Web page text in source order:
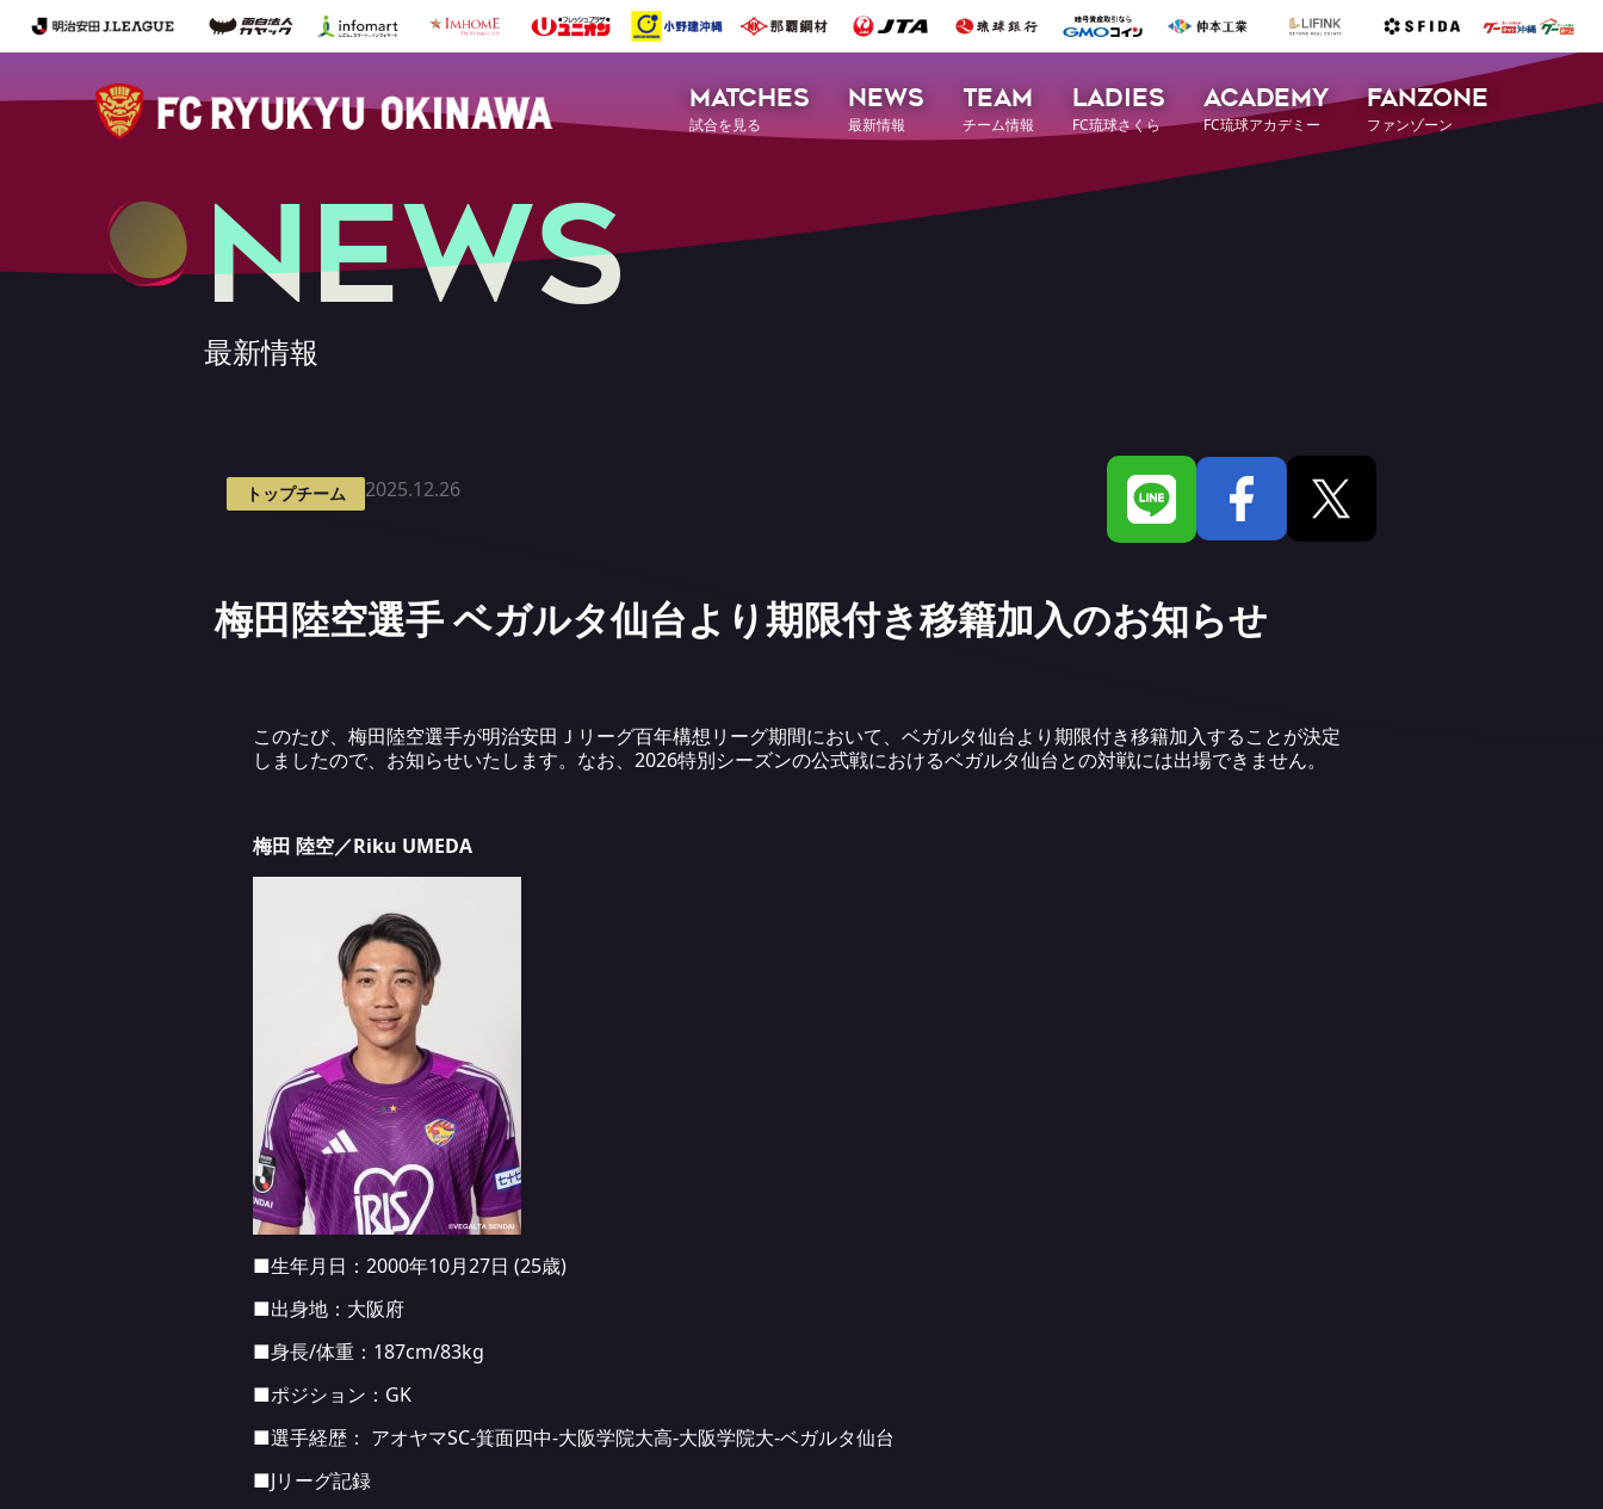
MATCHES
試合を見る
NEWS
最新情報
TEAM
チーム情報
LADIES
FC琉球さくら
ACADEMY
FC琉球アカデミー
FANZONE
ファンゾーン
NEWS
最新情報
トップチーム 2025.12.26
梅田陸空選手 ベガルタ仙台より期限付き移籍加入のお知らせ
このたび、梅田陸空選手が明治安田Ｊリーグ百年構想リーグ期間において、ベガルタ仙台より期限付き移籍加入することが決定
しましたので、お知らせいたします。なお、2026特別シーズンの公式戦におけるベガルタ仙台との対戦には出場できません。
梅田 陸空／Riku UMEDA
■生年月日：2000年10月27日 (25歳)
■出身地：大阪府
■身長/体重：187cm/83kg
■ポジション：GK
■選手経歴： アオヤマSC-箕面四中-大阪学院大高-大阪学院大-ベガルタ仙台
■Jリーグ記録